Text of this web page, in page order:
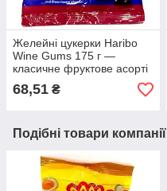
Желейні цукерки Haribo
Wine Gums 175 г —
класичне фруктове асорті
68,51 ₴
Подібні товари компанії